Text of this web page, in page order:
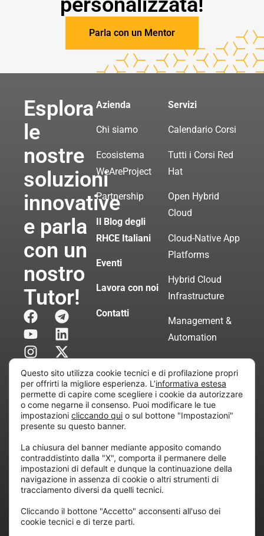
Parla con un Mentor
Esplora
le
nostre
soluzioni
innovative
e parla
con un
nostro
Tutor!
Azienda
Chi siamo
Ecosistema
WeAreProject
Partnership
Il Blog degli
RHCE Italiani
Eventi
Lavora con noi
Contatti
Servizi
Calendario Corsi
Tutti i Corsi Red
Hat
Open Hybrid
Cloud
Cloud-Native App
Platforms
Hybrid Cloud
Infrastructure
Management &
Automation
Servizi di
Consulenza
Certificata
all’attività di direzione e coordinamento di “Project
Informatica”
REA: MI – 194005, P. IVA / CF 07165600961 – All
rights reserved.
Questo sito utilizza cookie tecnici e di profilazione propri
per offrirti la migliore esperienza. L’informativa estesa
permette di capire come scegliere i cookie da autorizzare
o come negarne il consenso. Puoi modificare le tue
impostazioni cliccando qui o sul bottone "Impostazioni"
presente su questo banner.
La chiusura del banner mediante apposito comando
contraddistinto dalla "X", comporta il permanere delle
impostazioni di default e dunque la continuazione della
navigazione in assenza di cookie o altri strumenti di
tracciamento diversi da quelli tecnici.
Cliccando il bottone "Accetto" acconsenti all'uso dei
cookie tecnici e di terze parti.